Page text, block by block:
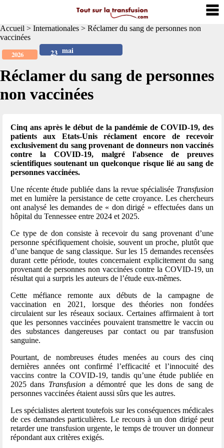
Accueil > Internationales > Réclamer du sang de personnes non
vaccinées
mai
23
2026
Réclamer du sang de personnes
non vaccinées
Cinq ans après le début de la pandémie de COVID-19, des
patients aux Etats-Unis réclament encore de recevoir
exclusivement du sang provenant de donneurs non vaccinés
contre la COVID-19, malgré l'absence de preuves
scientifiques soutenant un quelconque risque lié au sang de
personnes vaccinées.
Une récente étude publiée dans la revue spécialisée Transfusion
met en lumière la persistance de cette croyance. Les chercheurs
ont analysé les demandes de « don dirigé » effectuées dans un
hôpital du Tennessee entre 2024 et 2025.
Ce type de don consiste à recevoir du sang provenant d’une
personne spécifiquement choisie, souvent un proche, plutôt que
d’une banque de sang classique. Sur les 15 demandes recensées
durant cette période, toutes concernaient explicitement du sang
provenant de personnes non vaccinées contre la COVID-19, un
résultat qui a surpris les auteurs de l’étude eux-mêmes.
Cette méfiance remonte aux débuts de la campagne de
vaccination en 2021, lorsque des théories non fondées
circulaient sur les réseaux sociaux. Certaines affirmaient à tort
que les personnes vaccinées pouvaient transmettre le vaccin ou
des substances dangereuses par contact ou par transfusion
sanguine.
Pourtant, de nombreuses études menées au cours des cinq
dernières années ont confirmé l’efficacité et l’innocuité des
vaccins contre la COVID-19, tandis qu’une étude publiée en
2025 dans Transfusion a démontré que les dons de sang de
personnes vaccinées étaient aussi sûrs que les autres.
Les spécialistes alertent toutefois sur les conséquences médicales
de ces demandes particulières. Le recours à un don dirigé peut
retarder une transfusion urgente, le temps de trouver un donneur
répondant aux critères exigés.